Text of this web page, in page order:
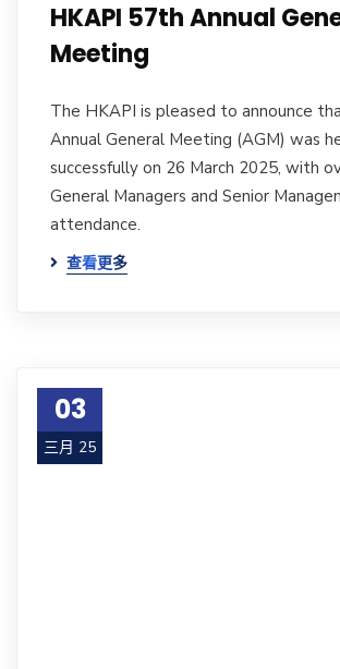
HKAPI 57th Annual
Meeting
The HKAPI is pleased to announce
Annual General Meeting (AGM) was
successfully on 26 March 2025, with
General Managers and Senior
attendance.
查看更多
03
三月 25